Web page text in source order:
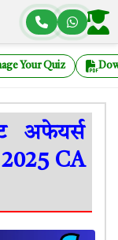
Your Quiz
अफेयर्स
CA